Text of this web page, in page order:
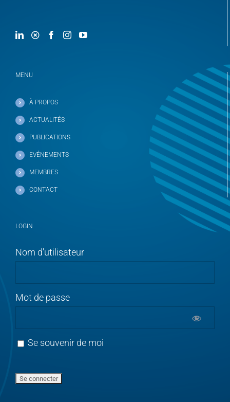
MENU
À PROPOS
ACTUALITÉS
PUBLICATIONS
EVÉNEMENTS
MEMBRES
CONTACT
LOGIN
Nom d'utilisateur
Mot de passe
Se souvenir de moi